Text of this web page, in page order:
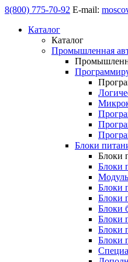
8(800) 775-70-92 E-mail:
Каталог
Каталог
Промышленная
Блоки
Блоки
Блоки
Блоки
Блоки
Блоки
Блоки
Блоки
Блоки